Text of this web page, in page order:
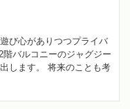
び心がありつつプライバ
バルコニーのジャグジー
します。 将来のことも考